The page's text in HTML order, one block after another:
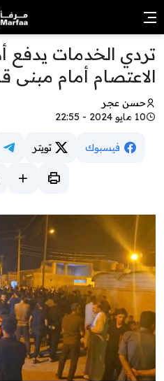
تردي الخدمات يدفع
الاعتصام أمام مبنى
حسن عجر
10 مايو 2024 - 22:55
فيسبوك تويتر